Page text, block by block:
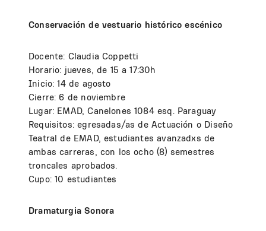
Conservación de vestuario histórico escénico
Docente: Claudia Coppetti
Horario: jueves, de 15 a 17:30h
Inicio: 14 de agosto
Cierre: 6 de noviembre
Lugar: EMAD, Canelones 1084 esq. Paraguay
Requisitos: egresadas/as de Actuación o Diseño
Teatral de EMAD, estudiantes avanzadxs de
ambas carreras, con los ocho (8) semestres
troncales aprobados.
Cupo: 10 estudiantes
Dramaturgia Sonora